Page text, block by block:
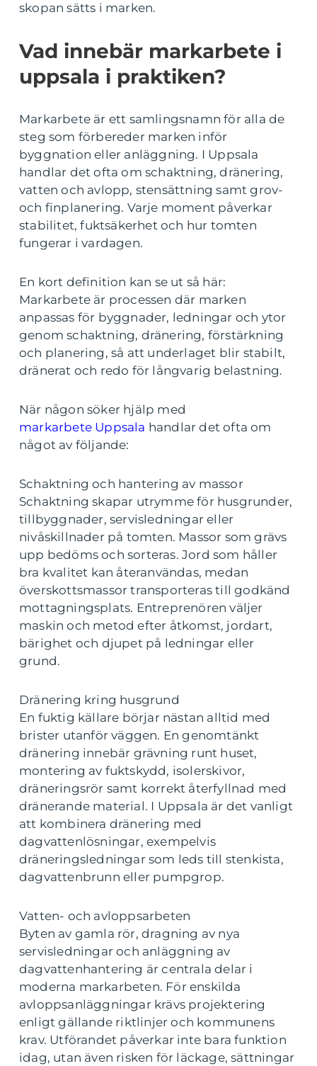
skopan sätts i marken.
Vad innebär markarbete i
uppsala i praktiken?
Markarbete är ett samlingsnamn för alla de
steg som förbereder marken inför
byggnation eller anläggning. I Uppsala
handlar det ofta om schaktning, dränering,
vatten och avlopp, stensättning samt grov-
och finplanering. Varje moment påverkar
stabilitet, fuktsäkerhet och hur tomten
fungerar i vardagen.
En kort definition kan se ut så här:
Markarbete är processen där marken
anpassas för byggnader, ledningar och ytor
genom schaktning, dränering, förstärkning
och planering, så att underlaget blir stabilt,
dränerat och redo för långvarig belastning.
När någon söker hjälp med
markarbete Uppsala handlar det ofta om
något av följande:
Schaktning och hantering av massor
Schaktning skapar utrymme för husgrunder,
tillbyggnader, servisledningar eller
nivåskillnader på tomten. Massor som grävs
upp bedöms och sorteras. Jord som håller
bra kvalitet kan återanvändas, medan
överskottsmassor transporteras till godkänd
mottagningsplats. Entreprenören väljer
maskin och metod efter åtkomst, jordart,
bärighet och djupet på ledningar eller
grund.
Dränering kring husgrund
En fuktig källare börjar nästan alltid med
brister utanför väggen. En genomtänkt
dränering innebär grävning runt huset,
montering av fuktskydd, isolerskivor,
dräneringsrör samt korrekt återfyllnad med
dränerande material. I Uppsala är det vanligt
att kombinera dränering med
dagvattenlösningar, exempelvis
dräneringsledningar som leds till stenkista,
dagvattenbrunn eller pumpgrop.
Vatten- och avloppsarbeten
Byten av gamla rör, dragning av nya
servisledningar och anläggning av
dagvattenhantering är centrala delar i
moderna markarbeten. För enskilda
avloppsanläggningar krävs projektering
enligt gällande riktlinjer och kommunens
krav. Utförandet påverkar inte bara funktion
idag, utan även risken för läckage, sättningar